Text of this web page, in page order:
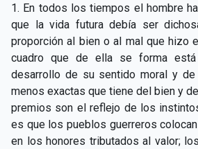
1. En todos los tiempos el hombre
que la vida futura debía ser
proporción al bien o al mal que hizo
cuadro que de ella se forma
desarrollo de su sentido moral y
menos exactas que tiene del bien y
premios son el reflejo de los
es que los pueblos guerreros
en los honores tributados al valor;